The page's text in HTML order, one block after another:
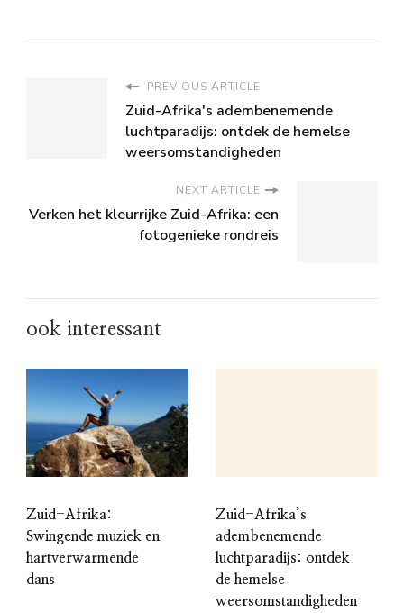
PREVIOUS ARTICLE
Zuid-Afrika's adembenemende
luchtparadijs: ontdek de hemelse
weersomstandigheden
NEXT ARTICLE
Verken het kleurrijke Zuid-Afrika: een
fotogenieke rondreis
ook interessant
Zuid-Afrika:
Swingende muziek en
hartverwarmende
dans
Zuid-Afrika’s
adembenemende
luchtparadijs: ontdek
de hemelse
weersomstandigheden